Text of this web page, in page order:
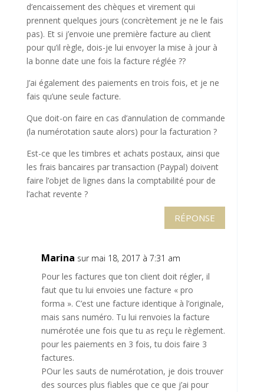
d’encaissement des chèques et virement qui
prennent quelques jours (concrètement je ne le fais
pas). Et si j’envoie une première facture au client
pour qu’il règle, dois-je lui envoyer la mise à jour à
la bonne date une fois la facture réglée ??
J’ai également des paiements en trois fois, et je ne
fais qu’une seule facture.
Que doit-on faire en cas d’annulation de commande
(la numérotation saute alors) pour la facturation ?
Est-ce que les timbres et achats postaux, ainsi que
les frais bancaires par transaction (Paypal) doivent
faire l’objet de lignes dans la comptabilité pour de
l’achat revente ?
RÉPONSE
Marina sur mai 18, 2017 à 7:31 am
Pour les factures que ton client doit régler, il
faut que tu lui envoies une facture « pro
forma ». C’est une facture identique à l’originale,
mais sans numéro. Tu lui renvoies la facture
numérotée une fois que tu as reçu le règlement.
pour les paiements en 3 fois, tu dois faire 3
factures.
POur les sauts de numérotation, je dois trouver
des sources plus fiables que ce que j’ai pour